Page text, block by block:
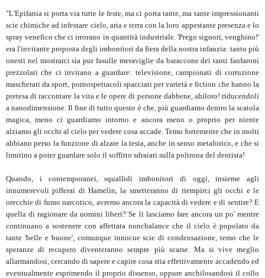
"L'Epifania si porta via tutte le feste, ma ci porta tante, ma tante impressionanti
scie chimiche ad infestare cielo, aria e terra con la loro appestante presenza e lo
spray venefico che ci irrorano in quantità industriale. 'Prego signori, venghino!'
era l'invitante proposta degli imbonitori da fiera della nostra infanzia: tanto più
onesti nel mostrarci sia pur fasulle meraviglie da baraccone dei tanti fanfaroni
prezzolati che ci invitano a guardare: televisione, campionati di corruzione
mascherati da sport, pornospettacoli spacciati per varietà e fiction che hanno la
pretesa di raccontare la vita e le opere di persone dabbene, ahiloro! riducendoli
a nanodimensione. Il fine di tutto questo è che, più guardiamo dentro la scatola
magica, meno ci guardiamo intorno e ancora meno o proprio per niente
alziamo gli occhi al cielo per vedere cosa accade. Temo fortemente che in molti
abbiano perso la funzione di alzare la testa, anche in senso metaforico, e che si
limitino a poter guardare solo il soffitto sdraiati sulla poltrona del dentista!
Quando, i contemporanei, squallidi imbonitori di oggi, insieme agli
innumerevoli pifferai di Hamelin, la smetteranno di riempirci gli occhi e le
orecchie di fumo narcotico, avremo ancora la capacità di vedere e di sentire? E
quella di ragionare da uomini liberi? Se li lasciamo fare ancora un po' mentre
continuano a sostenere con affettata nonchalance che il cielo è popolato da
tante 'belle e buone', comunque innocue scie di condensazione, temo che le
speranze di recupero diventeranno sempre più scarse. Ma si vive meglio
allarmandosi, cercando di sapere e capire cosa stia effettivamente accadendo ed
eventualmente esprimendo il proprio dissenso, oppure anchilosandosi il collo